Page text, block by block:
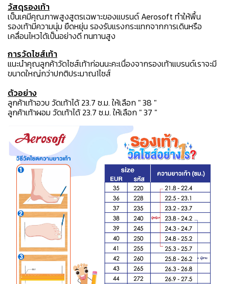
วัสดุรองเท้า
เป็นเคมีคุณภาพสูงสูตรเฉพาะของแบรนด์ Aerosoft ทำให้พื้น
รองเท้ามีความนุ่ม ยืดหยุ่น รองรับแรงกระแทกจากการเดินหรือ
เคลื่อนไหวได้เป็นอย่างดี ทนทานสูง
การวัดไซส์เท้า
แนะนำคุณลูกค้าวัดไซส์เท้าก่อนนะคะเนื่องจากรองเท้าแบรนด์เราจะมี
ขนาดใหญ่กว่าปกติประมาณ1ไซส์
ตัวอย่าง
ลูกค้าเท้าอวบ วัดเท้าได้ 23.7 ซ.ม. ให้เลือก " 38 "
ลูกค้าเท้าผอม วัดเท้าได้ 23.7 ซ.ม. ให้เลือก " 37 "